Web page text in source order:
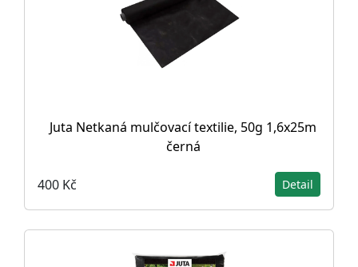
Juta Netkaná mulčovací textilie, 50g 1,6x25m
černá
400 Kč Detail